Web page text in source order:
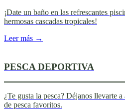
¡Date un baño en las refrescantes
hermosas cascadas tropicales!
Leer más →
PESCA DEPORTIVA
¿Te gusta la pesca? Déjanos llevarte
de pesca favoritos.